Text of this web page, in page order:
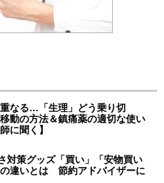
なる…「生理」どう乗り切
動の方法＆鎮痛薬の適切な使い
に聞く】
対策グッズ「買い」「安物買い
違いとは 節約アドバイザーに